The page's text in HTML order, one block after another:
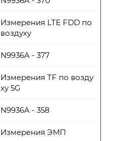
Измерения LTE FDD по
воздуху
N9936A - 377
Измерения TF по возду
ху 5G
N9936A - 358
Измерения ЭМП